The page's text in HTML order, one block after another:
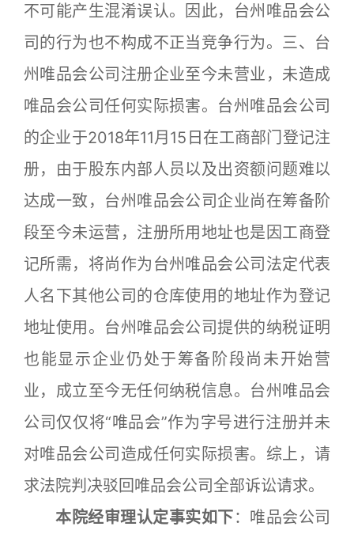
不可能产生混淆误认。因此，台州唯品会公
司的行为也不构成不正当竞争行为。三、台
州唯品会公司注册企业至今未营业，未造成
唯品会公司任何实际损害。台州唯品会公司
的企业于2018年11月15日在工商部门登记注
册，由于股东内部人员以及出资额问题难以
达成一致，台州唯品会公司企业尚在筹备阶
段至今未运营，注册所用地址也是因工商登
记所需，将尚作为台州唯品会公司法定代表
人名下其他公司的仓库使用的地址作为登记
地址使用。台州唯品会公司提供的纳税证明
也能显示企业仍处于筹备阶段尚未开始营
业，成立至今无任何纳税信息。台州唯品会
公司仅仅将“唯品会”作为字号进行注册并未
对唯品会公司造成任何实际损害。综上，请
求法院判决驳回唯品会公司全部诉讼请求。
本院经审理认定事实如下：唯品会公司